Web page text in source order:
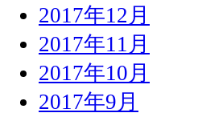
2017年12月
2017年11月
2017年10月
2017年9月